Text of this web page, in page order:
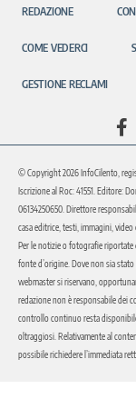
REDAZIONE
COME VEDERCI
GESTIONE RECLAMI
© Copyright 2026 InfoCilento,
Iscrizione al Roc: 41551. Editore:
06134250650. Direttore
casa editrice, testi, immagini,
Per le notizie o fotografie riportate
fonte d’origine. Dove non sia
webmaster si riservano,
redazione non è responsabile dei
controllo continuo resta
oltraggiosi. Relativamente al
possibile richiedere l’immediata